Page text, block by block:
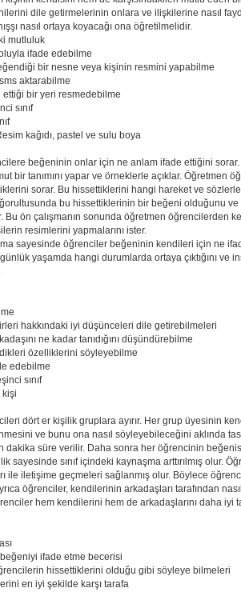
dile getirmelerinin onlara ve ilişkilerine nasıl
nasıl ortaya koyacağı ona öğretilmelidir.
mutluluk
ifade edebilme
bir nesne veya kişinin resmini yapabilme
aktarabilme
bir yeri resmedebilme
sınıf
kağıdı, pastel ve sulu boya
beğeninin onlar için ne anlam ifade ettiğini
bir tanımını yapar ve örneklerle açıklar. Öğretmen
sorar. Bu hissettiklerini hangi hareket ve
bu hissettiklerinin bir beğeni olduğunu ve
ön çalışmanın sonunda öğretmen öğrencilerden
resimlerini yapmalarını ister.
sayesinde öğrenciler beğeninin kendileri için ne
günlük yaşamda hangi durumlarda ortaya çıktığını
hakkındaki iyi düşünceleri dile getirebilmeleri
ne kadar tanıdığını düşündürebilme
özelliklerini söyleyebilme
edebilme
sınıf
kişi
dört er kişilik gruplara ayırır. Her grup üyesinin
ve bunu ona nasıl söyleyebileceğini aklında
süre verilir. Daha sonra her öğrencinin
sayesinde sınıf içindeki kaynaşma arttırılmış olur.
ile iletişime geçmeleri sağlanmış olur. Böylece
öğrenciler, kendilerinin arkadaşları tarafından
hem kendilerini hem de arkadaşlarını daha iyi
ifade etme becerisi
hissettiklerini olduğu gibi söyleye bilmeleri
en iyi şekilde karşı tarafa